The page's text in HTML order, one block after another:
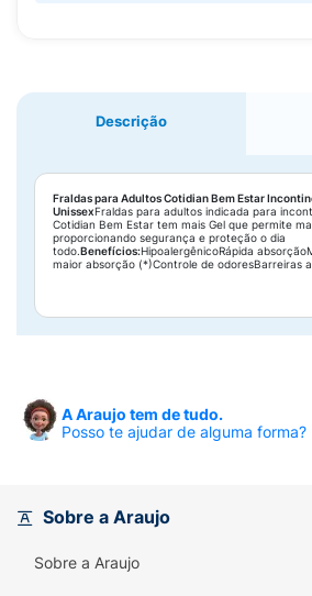
Descrição
Fraldas para Adultos Cotidian Bem Estar
UnissexFraldas para adultos indicada para
Cotidian Bem Estar tem mais Gel que permite
proporcionando segurança e proteção o dia
todo.Benefícios:HipoalergênicoRápida
maior absorção (*)Controle de odoresBarreiras
A Araujo tem de tudo.
Posso te ajudar de alguma forma?
Sobre a Araujo
Sobre a Araujo